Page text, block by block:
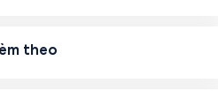
theo